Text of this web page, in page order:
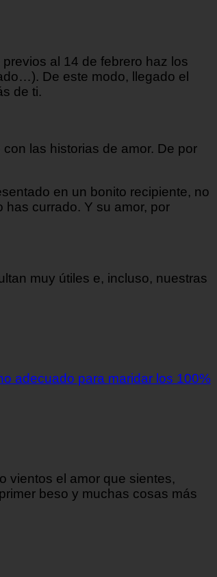
al 14 de febrero haz los
De este modo, llegado el
de ti.
las historias de amor. De por
en un bonito recipiente, no
currado. Y su amor, por
muy útiles e, incluso, nuestras
adecuado para maridar los 100%
vientos el amor que sientes,
beso y muchas cosas más